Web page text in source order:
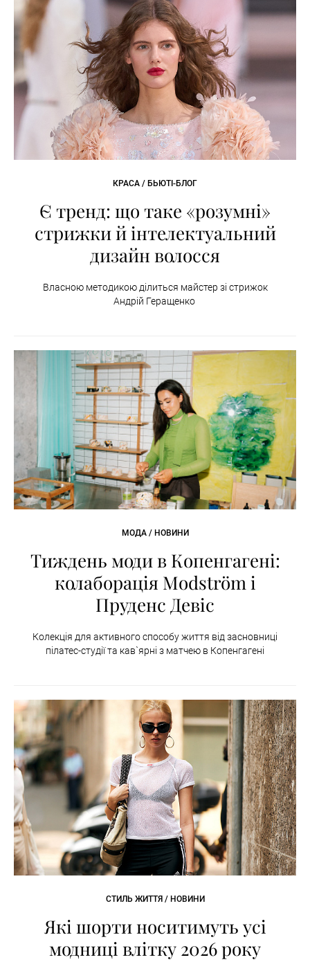
КРАСА / БЬЮТІ-БЛОГ
Є тренд: що таке «розумні»
стрижки й інтелектуальний
дизайн волосся
Власною методикою ділиться майстер зі стрижок
Андрій Геращенко
МОДА / НОВИНИ
Тиждень моди в Копенгагені:
колаборація Modström і
Пруденс Девіс
Колекція для активного способу життя від засновниці
пілатес-студії та кав`ярні з матчею в Копенгагені
СТИЛЬ ЖИТТЯ / НОВИНИ
Які шорти носитимуть усі
модниці влітку 2026 року